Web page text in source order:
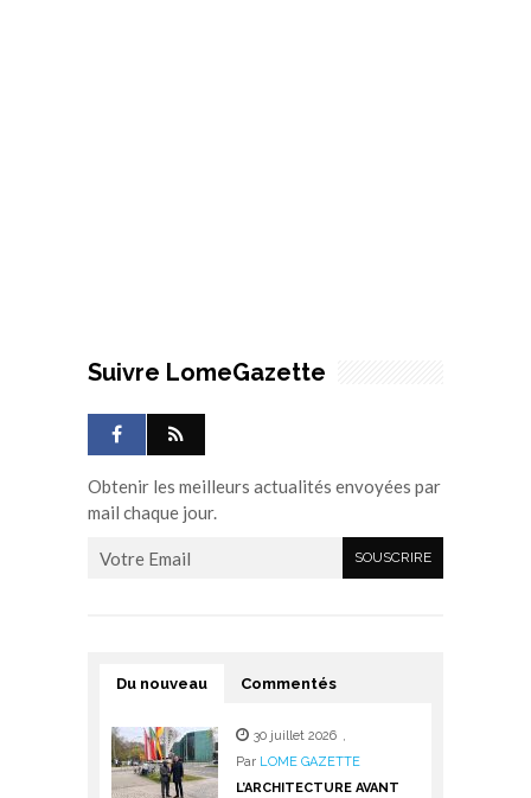
Suivre LomeGazette
Obtenir les meilleurs actualités envoyées par
mail chaque jour.
Du nouveau Commentés
30 juillet 2026 ,
Par LOME GAZETTE
L’ARCHITECTURE AVANT